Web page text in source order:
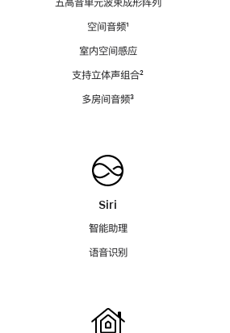
空间音频脚
¹
室内空间感应
支持立体声组合脚
²
多房间音频脚
³
Siri
智能助理
语音识别